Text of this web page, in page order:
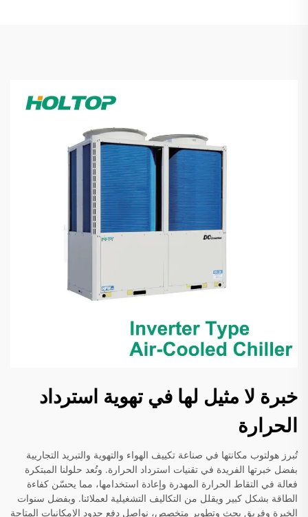
خبرة لا مثيل لها في تهوية استرداد
الحرارة
تُبرز هولتوب مكانتها في صناعة تكييف الهواء والتهوية والتبريد التجاريية
بفضل خبرتها الفريدة في تقنيات استرداد الحرارة. وتُعد حلولنا المبتكرة
فعالة في التقاط الحرارة المهدرة وإعادة استخدامها، مما يحسّن كفاءة
الطاقة بشكل كبير ويقلل من التكاليف التشغيلية لعملائنا. وبفضل سنوات
الخبرة وفريق بحث وتطوير متخصص، نواصل دفع حدود الإمكانيات المتاحة